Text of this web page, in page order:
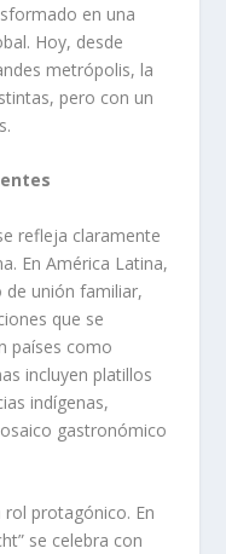
en una
Hoy, desde
metrópolis, la
pero con un
refleja claramente
En América Latina,
unión familiar,
que se
países como
incluyen platillos
indígenas,
gastronómico
rol protagónico. En
se celebra con